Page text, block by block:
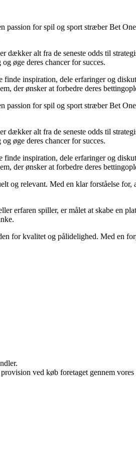
passion for spil og sport stræber Bet
alt fra de seneste odds til
øge deres chancer for succes.
inspiration, dele erfaringer og
der ønsker at forbedre deres
passion for spil og sport stræber Bet
alt fra de seneste odds til
øge deres chancer for succes.
inspiration, dele erfaringer og
der ønsker at forbedre deres
relevant. Med en klar forståelse for,
erfaren spiller, er målet at skabe en
for kvalitet og pålidelighed. Med en
ved køb foretaget gennem